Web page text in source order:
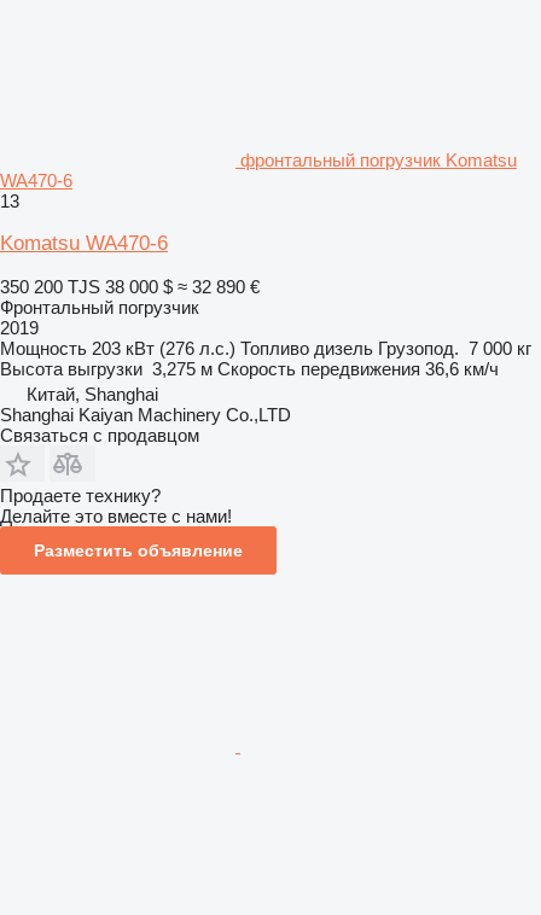
фронтальный погрузчик Komatsu
WA470-6
13
Komatsu WA470-6
350 200 TJS 38 000 $ ≈ 32 890 €
Фронтальный погрузчик
2019
Мощность 203 кВт (276 л.с.) Топливо дизель Грузопод. 7 000 кг
Высота выгрузки 3,275 м Скорость передвижения 36,6 км/ч
Китай, Shanghai
Shanghai Kaiyan Machinery Co.,LTD
Связаться с продавцом
Продаете технику?
Делайте это вместе с нами!
Разместить объявление